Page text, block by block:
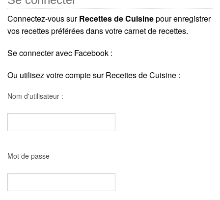
Connectez-vous surRecettes de Cuisinepour enregistrer
vos recettes préférées dans votre carnet de recettes.
Se connecter avec Facebook :
Ou utilisez votre compte sur Recettes de Cuisine :
Nom d'utilisateur :
Mot de passe